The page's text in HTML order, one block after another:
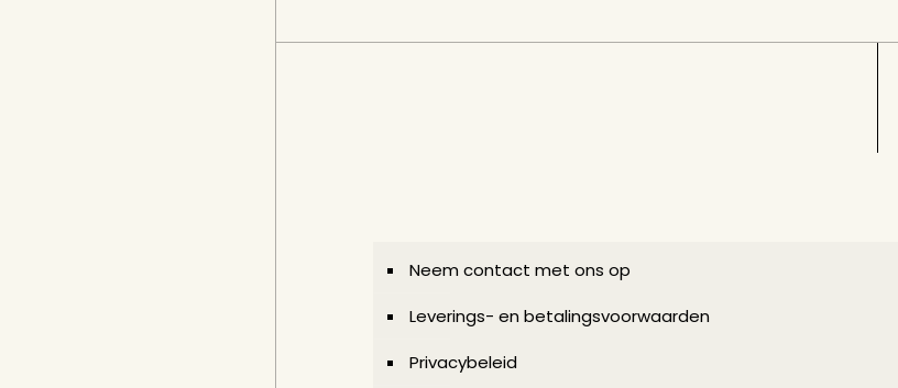
Neem contact met ons op
Leverings- en betalingsvoorwaarden
Privacybeleid